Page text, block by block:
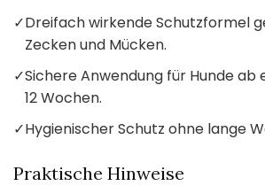
✓Dreifach wirkende Schutzformel
Zecken und Mücken.
✓Sichere Anwendung für Hunde ab
12 Wochen.
✓Hygienischer Schutz ohne lange
Praktische Hinweise